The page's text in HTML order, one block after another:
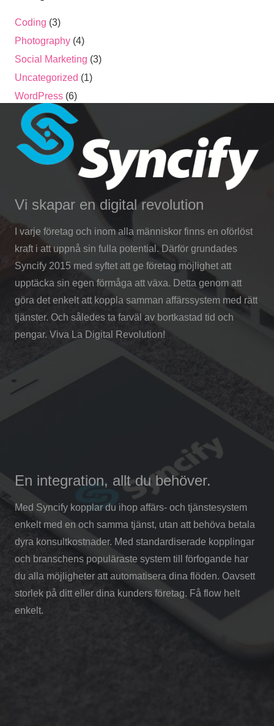
Coding (3)
Photography (4)
Social Marketing (3)
Uncategorized (1)
WordPress (6)
Vi skapar en digital revolution
I varje företag och inom alla människor finns en oförlöst
kraft i att uppnå sin fulla potential. Därför grundades
Syncify 2015 med syftet att ge företag möjlighet att
upptäcka sin egen förmåga att växa. Detta genom att
göra det enkelt att koppla samman affärssystem med rätt
tjänster. Och således ta farväl av bortkastad tid och
pengar. Viva La Digital Revolution!
En integration, allt du behöver.
Med Syncify kopplar du ihop affärs- och tjänstesystem
enkelt med en och samma tjänst, utan att behöva betala
dyra konsultkostnader. Med standardiserade kopplingar
och branschens populäraste system till förfogande har
du alla möjligheter att automatisera dina flöden. Oavsett
storlek på ditt eller dina kunders företag. Få flow helt
enkelt.